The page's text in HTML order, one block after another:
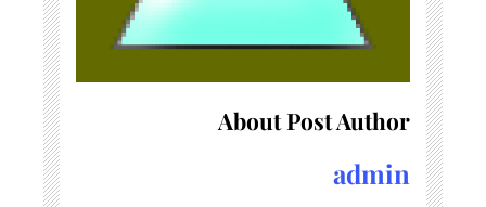
About Post Author
admin